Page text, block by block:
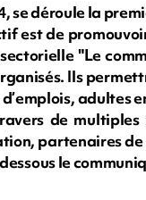
se déroule la
est de
"Le
Ils
adultes
de
partenaires
le